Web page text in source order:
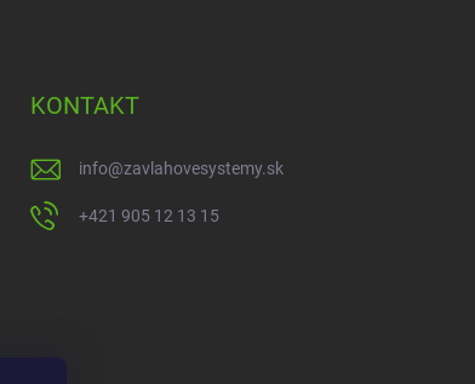
KONTAKT
info@zavlahovesystemy.sk
+421 905 12 13 15